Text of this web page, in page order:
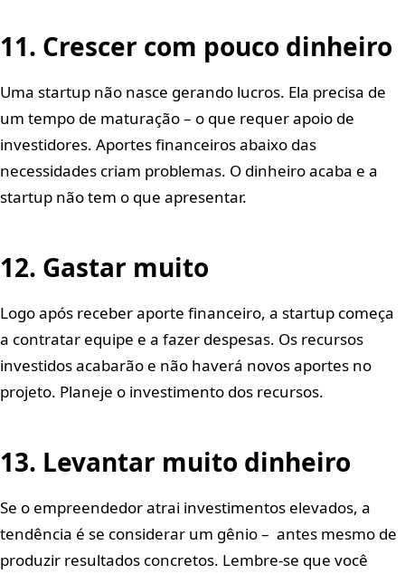
11. Crescer com pouco dinheiro
Uma startup não nasce gerando lucros. Ela precisa de
um tempo de maturação – o que requer apoio de
investidores. Aportes financeiros abaixo das
necessidades criam problemas. O dinheiro acaba e a
startup não tem o que apresentar.
12. Gastar muito
Logo após receber aporte financeiro, a startup começa
a contratar equipe e a fazer despesas. Os recursos
investidos acabarão e não haverá novos aportes no
projeto. Planeje o investimento dos recursos.
13. Levantar muito dinheiro
Se o empreendedor atrai investimentos elevados, a
tendência é se considerar um gênio – antes mesmo de
produzir resultados concretos. Lembre-se que você